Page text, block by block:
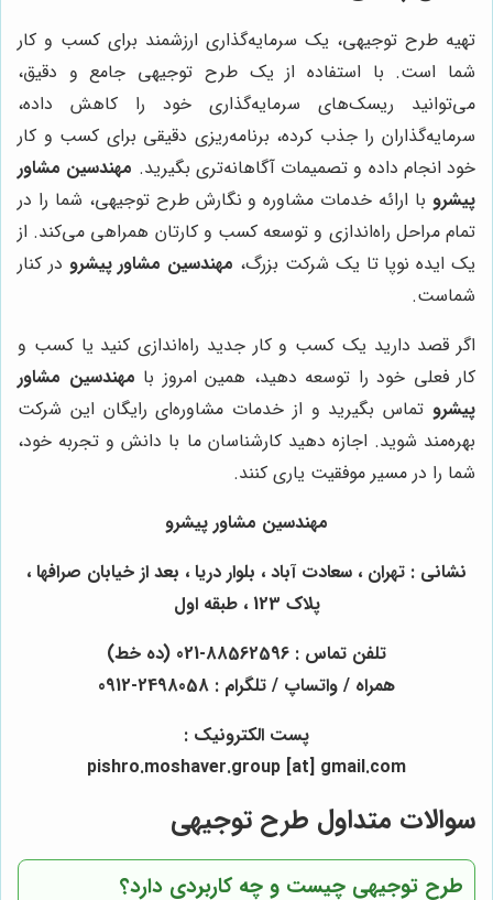
تهیه طرح توجیهی، یک سرمایه‌گذاری ارزشمند برای کسب و کار
شما است. با استفاده از یک طرح توجیهی جامع و دقیق،
می‌توانید ریسک‌های سرمایه‌گذاری خود را کاهش داده،
سرمایه‌گذاران را جذب کرده، برنامه‌ریزی دقیقی برای کسب و کار
خود انجام داده و تصمیمات آگاهانه‌تری بگیرید. مهندسین مشاور
پیشرو با ارائه خدمات مشاوره و نگارش طرح توجیهی، شما را در
تمام مراحل راه‌اندازی و توسعه کسب و کارتان همراهی می‌کند. از
یک ایده نوپا تا یک شرکت بزرگ، مهندسین مشاور پیشرو در کنار
شماست.
اگر قصد دارید یک کسب و کار جدید راه‌اندازی کنید یا کسب و
کار فعلی خود را توسعه دهید، همین امروز با مهندسین مشاور
پیشرو تماس بگیرید و از خدمات مشاوره‌ای رایگان این شرکت
بهره‌مند شوید. اجازه دهید کارشناسان ما با دانش و تجربه خود،
شما را در مسیر موفقیت یاری کنند.
مهندسین مشاور پیشرو
نشانی : تهران ، سعادت آباد ، بلوار دریا ، بعد از خیابان صرافها ،
پلاک 123 ، طبقه اول
تلفن تماس : 88562596-021 (ده خط)
همراه / واتساپ / تلگرام : 2498058-0912
پست الکترونیک :
pishro.moshaver.group [at] gmail.com
سوالات متداول طرح توجیهی
طرح توجیهی چیست و چه کاربردی دارد؟